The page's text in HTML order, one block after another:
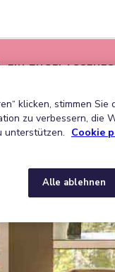
EIN
klicken, stimmen
zu verbessern, die
unterstützen. Cookie
Alle ablehnen